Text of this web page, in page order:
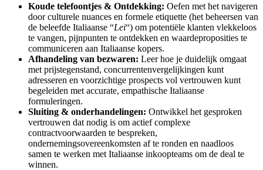
Koude telefoontjes & Ontdekking: Oefen met het navigeren
door culturele nuances en formele etiquette (het beheersen van
de beleefde Italiaanse “Lei“) om potentiële klanten vlekkeloos
te vangen, pijnpunten te ontdekken en waardeproposities te
communiceren aan Italiaanse kopers.
Afhandeling van bezwaren: Leer hoe je duidelijk omgaat
met prijstegenstand, concurrentenvergelijkingen kunt
adresseren en voorzichtige prospects vol vertrouwen kunt
begeleiden met accurate, empathische Italiaanse
formuleringen.
Sluiting & onderhandelingen: Ontwikkel het gesproken
vertrouwen dat nodig is om actief complexe
contractvoorwaarden te bespreken,
ondernemingsovereenkomsten af te ronden en naadloos
samen te werken met Italiaanse inkoopteams om de deal te
winnen.